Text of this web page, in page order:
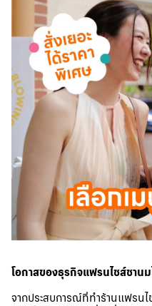
โอกาสของธุรกิจแฟรนไชส์ชาน
จากประสบการณ์ที่ทำร้านแฟรน